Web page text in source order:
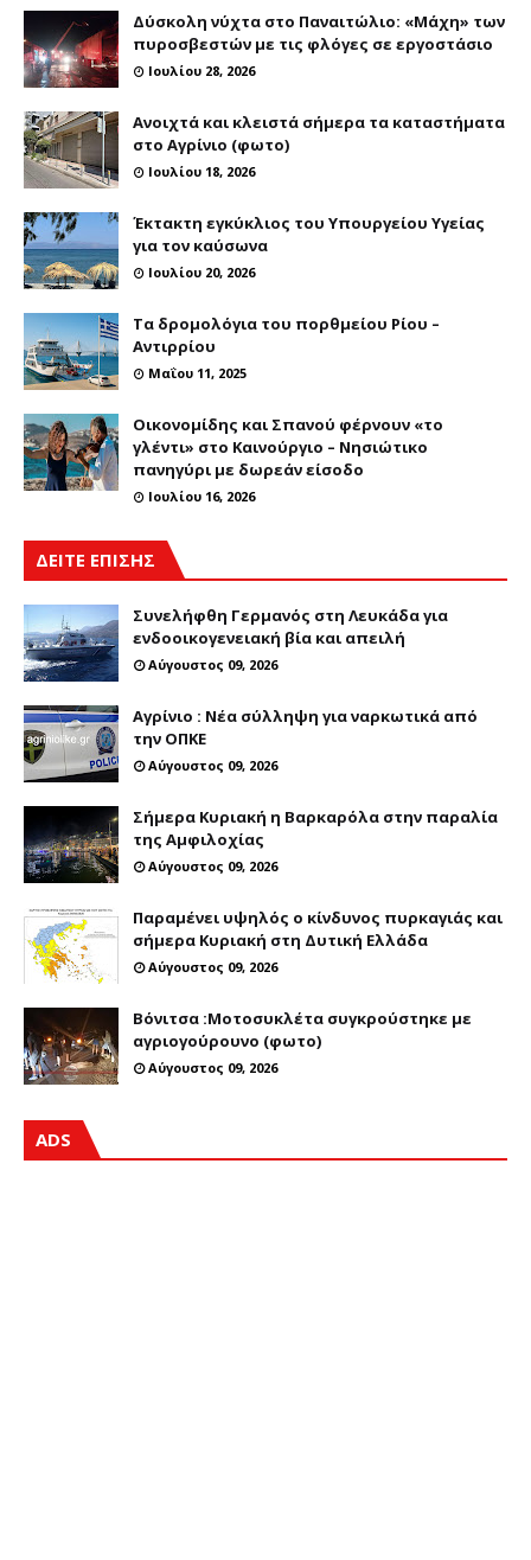
Δύσκολη νύχτα στο Παναιτώλιο: «Μάχη» των
πυροσβεστών με τις φλόγες σε εργοστάσιο
Ιουλίου 28, 2026
Ανοιχτά και κλειστά σήμερα τα καταστήματα
στο Αγρίνιο (φωτο)
Ιουλίου 18, 2026
Έκτακτη εγκύκλιος του Υπουργείου Υγείας
για τον καύσωνα
Ιουλίου 20, 2026
Τα δρομολόγια του πορθμείου Ρίου –
Αντιρρίου
Μαΐου 11, 2025
Οικονομίδης και Σπανού φέρνουν «το
γλέντι» στο Καινούργιο – Νησιώτικο
πανηγύρι με δωρεάν είσοδο
Ιουλίου 16, 2026
ΔΕΙΤΕ ΕΠΙΣΗΣ
Συνελήφθη Γερμανός στη Λευκάδα για
ενδοοικογενειακή βία και απειλή
Αύγουστος 09, 2026
Αγρίνιο : Νέα σύλληψη για ναρκωτικά από
την ΟΠΚΕ
Αύγουστος 09, 2026
Σήμερα Κυριακή η Βαρκαρόλα στην παραλία
της Αμφιλοχίας
Αύγουστος 09, 2026
Παραμένει υψηλός ο κίνδυνος πυρκαγιάς και
σήμερα Κυριακή στη Δυτική Ελλάδα
Αύγουστος 09, 2026
Βόνιτσα :Μοτοσυκλέτα συγκρούστηκε με
αγριογούρουνο (φωτο)
Αύγουστος 09, 2026
ADS